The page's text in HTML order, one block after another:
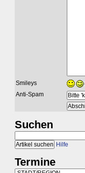
Smileys
Anti-Spam
Suchen
Hilfe
Termine